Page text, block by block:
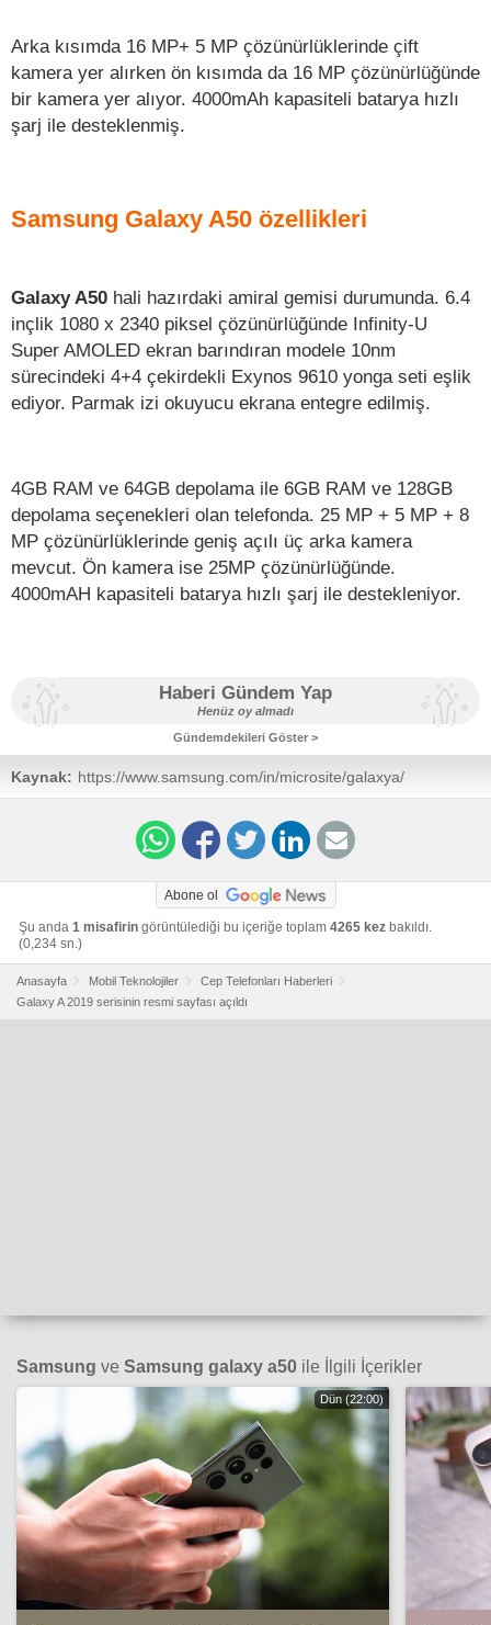
Arka kısımda 16 MP+ 5 MP çözünürlüklerinde çift
kamera yer alırken ön kısımda da 16 MP çözünürlüğünde
bir kamera yer alıyor. 4000mAh kapasiteli batarya hızlı
şarj ile desteklenmiş.
Samsung Galaxy A50 özellikleri
Galaxy A50 hali hazırdaki amiral gemisi durumunda. 6.4
inçlik 1080 x 2340 piksel çözünürlüğünde Infinity-U
Super AMOLED ekran barındıran modele 10nm
sürecindeki 4+4 çekirdekli Exynos 9610 yonga seti eşlik
ediyor. Parmak izi okuyucu ekrana entegre edilmiş.
4GB RAM ve 64GB depolama ile 6GB RAM ve 128GB
depolama seçenekleri olan telefonda. 25 MP + 5 MP + 8
MP çözünürlüklerinde geniş açılı üç arka kamera
mevcut. Ön kamera ise 25MP çözünürlüğünde.
4000mAH kapasiteli batarya hızlı şarj ile destekleniyor.
Haberi Gündem Yap
Henüz oy almadı
Gündemdekileri Göster >
Kaynak: https://www.samsung.com/in/microsite/galaxya/
Abone ol
Şu anda 1 misafirin görüntülediği bu içeriğe toplam 4265 kez bakıldı.
(0,234 sn.)
Anasayfa Mobil Teknolojiler
Cep Telefonları Haberleri
Galaxy A 2019 serisinin resmi sayfası açıldı
Samsung ve Samsung galaxy a50 ile İlgili İçerikler
Dün (22:00)